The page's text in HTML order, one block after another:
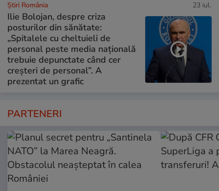
Știri România 23 iul.
Ilie Bolojan, despre criza
posturilor din sănătate:
„Spitalele cu cheltuieli de
personal peste media națională
trebuie depunctate când cer
creșteri de personal”. A
prezentat un grafic
PARTENERI